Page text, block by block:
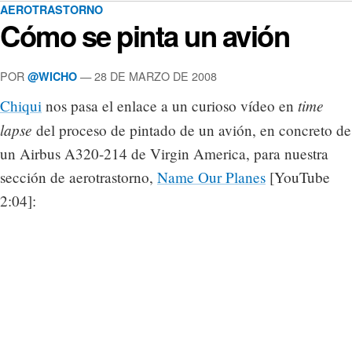
AEROTRASTORNO
Cómo se pinta un avión
POR @WICHO — 28 DE MARZO DE 2008
Chiqui nos pasa el enlace a un curioso vídeo en time
lapse del proceso de pintado de un avión, en concreto de
un Airbus A320-214 de Virgin America, para nuestra
sección de aerotrastorno, Name Our Planes [YouTube
2:04]: